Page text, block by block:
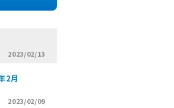
2023/02/13
2月
2023/02/09